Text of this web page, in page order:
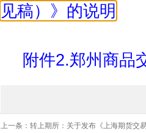
见稿）》的说明
附件2.郑州商品
上一条：转上期所：关于发布《上海期货交